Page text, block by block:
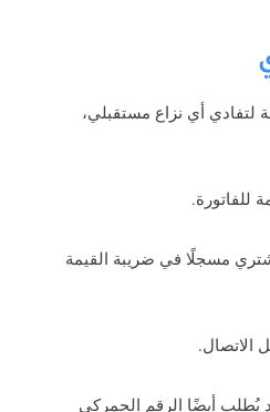
أي نزاع مستقبلي،
للفاتورة.
مسجلًا في ضريبة القيمة
الاتصال.
يُطلب أيضًا الرقم الجمركي